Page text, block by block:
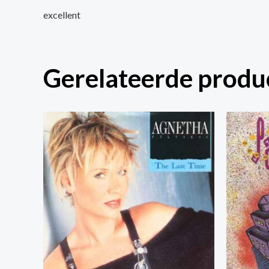
excellent
Gerelateerde